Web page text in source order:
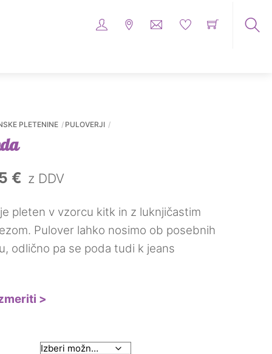
PLETENINE PULOVERJI
€ Trenutna
je:
30,45 €.
z DDV
pleten v vzorcu kitk in z luknjičastim
Pulover lahko nosimo ob posebnih
odlično pa se poda tudi k jeans
>